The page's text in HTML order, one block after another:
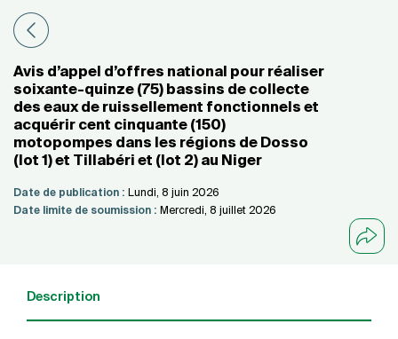
Avis d’appel d’offres national pour réaliser
soixante-quinze (75) bassins de collecte
des eaux de ruissellement fonctionnels et
acquérir cent cinquante (150)
motopompes dans les régions de Dosso
(lot 1) et Tillabéri et (lot 2) au Niger
Date de publication : Lundi, 8 juin 2026
Date limite de soumission : Mercredi, 8 juillet 2026
Description